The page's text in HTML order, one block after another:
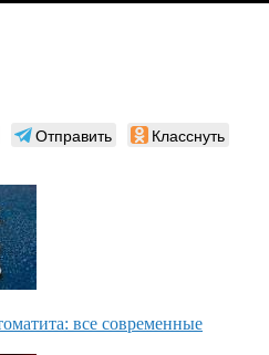
Отправить Класснуть
все современные